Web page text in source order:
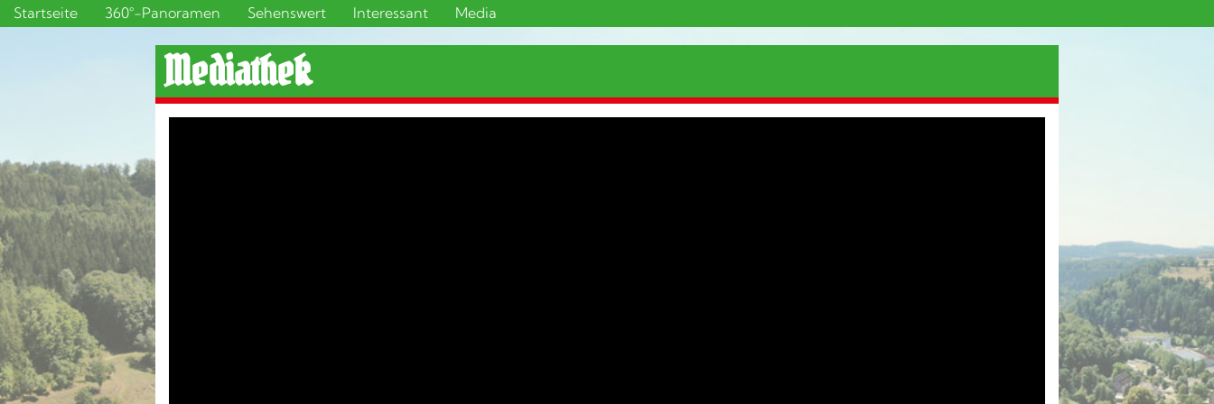
Startseite 360°-Panoramen Sehenswert Interessant Media
Mediathek